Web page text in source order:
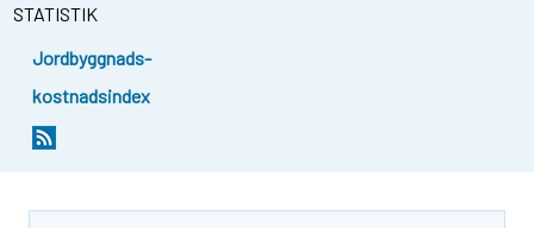
STATISTIK
Jordbyggnads-
kostnadsindex